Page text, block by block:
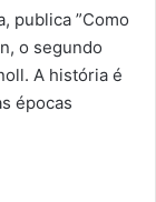
publica ”Como
o segundo
A história é
épocas